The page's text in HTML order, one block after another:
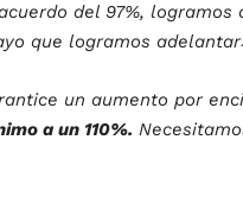
del 97%,
que logramos
un aumento por
a un 110%.